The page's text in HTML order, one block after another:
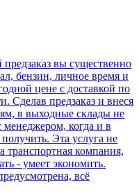
предзаказ вы существенно
бензин, личное время и
цене с доставкой по
Сделав предзаказ и внеся
в выходные склады не
менеджером, когда и в
Эта услуга не
транспортная компания,
- умеет экономить.
всё